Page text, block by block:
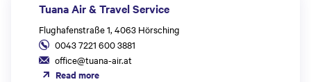
Tuana Air & Travel Service
Flughafenstraße 1, 4063 Hörsching
0043 7221 600 3881
office@tuana-air.at
Read more